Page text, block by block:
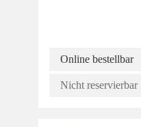
Online bestellbar
Nicht reservierbar